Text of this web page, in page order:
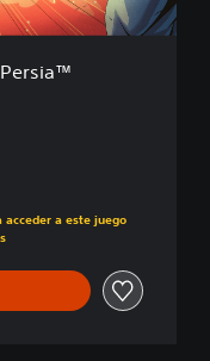
de US$29.99
acceder a este juego